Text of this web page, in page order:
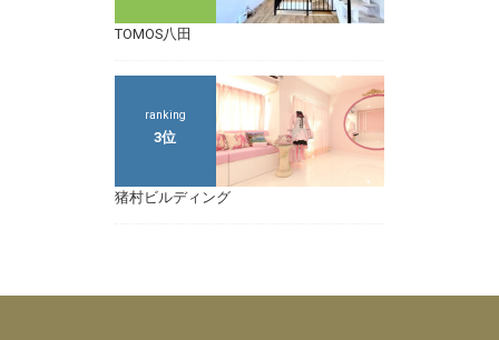
TOMOS八田
ranking
3位
猪村ビルディング